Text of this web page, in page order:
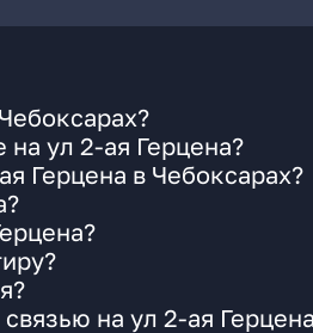
ул 2-ая Герцена?
Герцена в Чебоксарах?
на ул 2-ая